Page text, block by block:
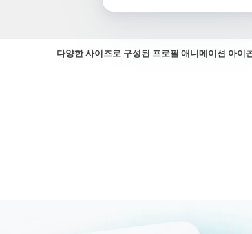
다양한 사이즈로 구성된 프로필 애니메이션 아이